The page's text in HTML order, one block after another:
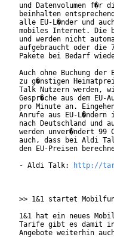
und Datenvolumen f�r
beinhalten
alle EU-L�nder und
mobiles Internet. Die
und werden nicht
aufgebraucht oder die
Pakete bei Bedarf
Auch ohne Buchung
zu g�nstigen
Talk Nutzern werden,
Gespr�che aus dem
pro Minute an.
Anrufe aus EU-
nach Deutschland und
werden unver�ndert
auch, dass bei Aldi
den EU-Preisen
- Aldi Talk:
http://
>> 1&1 startet
1&1 hat ein neues
Tarife gibt es damit in
Angebote weiterhin